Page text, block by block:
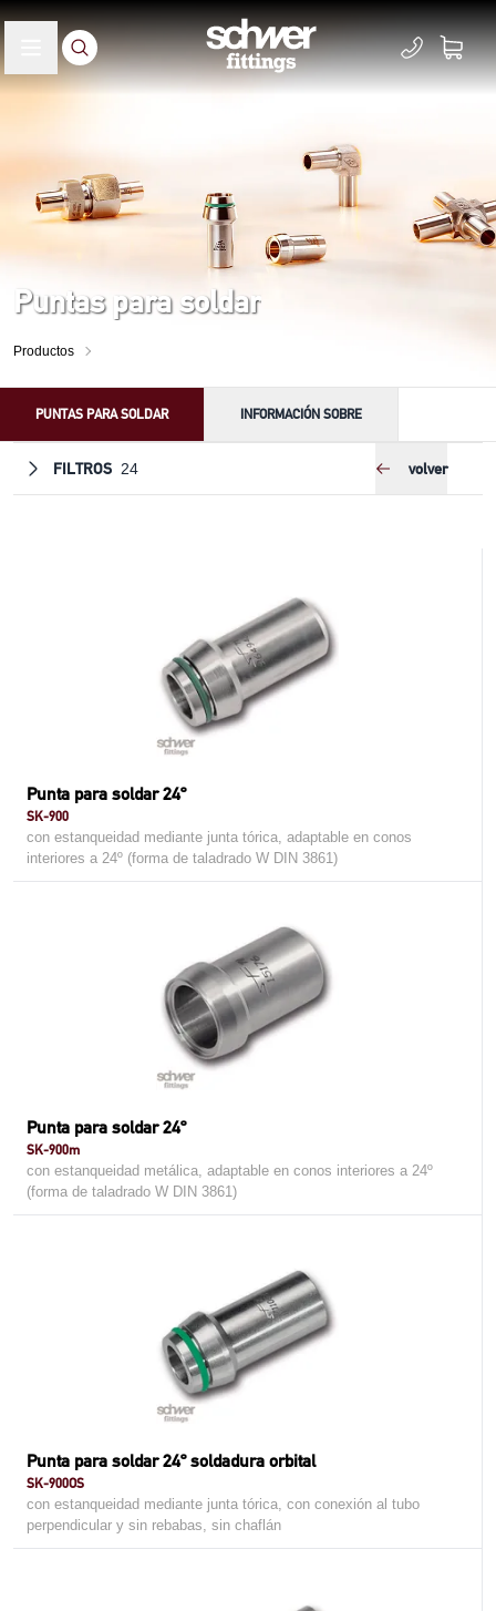
Puntas para soldar
Productos
PUNTAS PARA SOLDAR INFORMACIÓN SOBRE
FILTROS 24 volver
Punta para soldar 24º
SK-900
con estanqueidad mediante junta tórica, adaptable en conos
interiores a 24º (forma de taladrado W DIN 3861)
Punta para soldar 24º
SK-900m
con estanqueidad metálica, adaptable en conos interiores a 24º
(forma de taladrado W DIN 3861)
Punta para soldar 24º soldadura orbital
SK-900OS
con estanqueidad mediante junta tórica, con conexión al tubo
perpendicular y sin rebabas, sin chaflán